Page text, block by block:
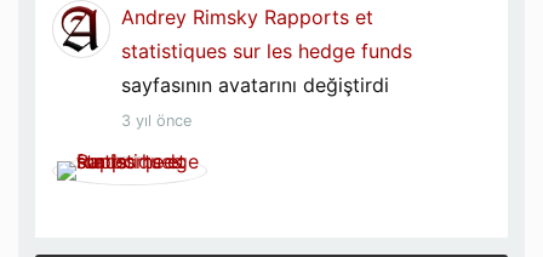
Andrey Rimsky Rapports et
statistiques sur les hedge funds
sayfasının avatarını değiştirdi
3 yıl önce